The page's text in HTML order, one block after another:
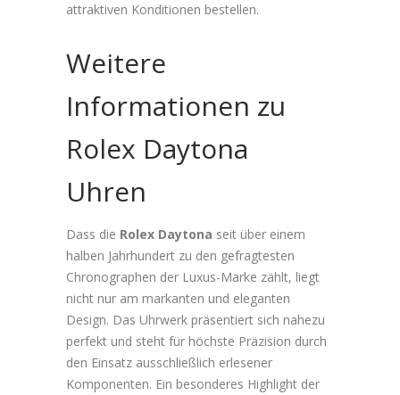
attraktiven Konditionen bestellen.
Weitere
Informationen zu
Rolex Daytona
Uhren
Dass die Rolex Daytona seit über einem
halben Jahrhundert zu den gefragtesten
Chronographen der Luxus-Marke zählt, liegt
nicht nur am markanten und eleganten
Design. Das Uhrwerk präsentiert sich nahezu
perfekt und steht für höchste Präzision durch
den Einsatz ausschließlich erlesener
Komponenten. Ein besonderes Highlight der